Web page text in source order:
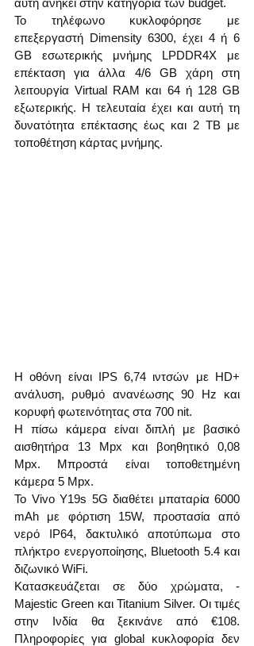
Το τηλέφωνο κυκλοφόρησε με
επεξεργαστή Dimensity 6300, έχει 4 ή 6
GB εσωτερικής μνήμης LPDDR4X με
επέκταση για άλλα 4/6 GB χάρη στη
λειτουργία Virtual RAM και 64 ή 128 GB
εξωτερικής. Η τελευταία έχει και αυτή τη
δυνατότητα επέκτασης έως και 2 TB με
τοποθέτηση κάρτας μνήμης.
Η οθόνη είναι IPS 6,74 ιντσών με HD+
ανάλυση, ρυθμό ανανέωσης 90 Hz και
κορυφή φωτεινότητας στα 700 nit.
Η πίσω κάμερα είναι διπλή με βασικό
αισθητήρα 13 Mpx και βοηθητικό 0,08
Mpx. Μπροστά είναι τοποθετημένη
κάμερα 5 Mpx.
Το Vivo Y19s 5G διαθέτει μπαταρία 6000
mAh με φόρτιση 15W, προστασία από
νερό IP64, δακτυλικό αποτύπωμα στο
πλήκτρο ενεργοποίησης, Bluetooth 5.4 και
διζωνικό WiFi.
Κατασκευάζεται σε δύο χρώματα, -
Majestic Green και Titanium Silver. Οι τιμές
στην Ινδία θα ξεκινάνε από €108.
Πληροφορίες για global κυκλοφορία δεν